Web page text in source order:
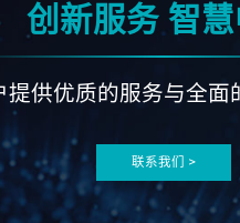
创新服务 智慧
供优质的服务与全
联系我们 >